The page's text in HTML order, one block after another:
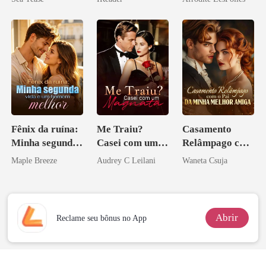
Fênix da ruína:
Minha segunda
vida e um
Maple Breeze
Me Traiu?
Casei com um
Magnata
Audrey C Leilani
Casamento
Relâmpago com
o Pai da Minha
Waneta Csuja
Reclame seu bônus no App Abrir